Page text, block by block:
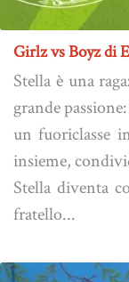
Girlz vs Boyz di
Stella è una
grande
un fuoriclasse
insieme,
Stella diventa
fratello...